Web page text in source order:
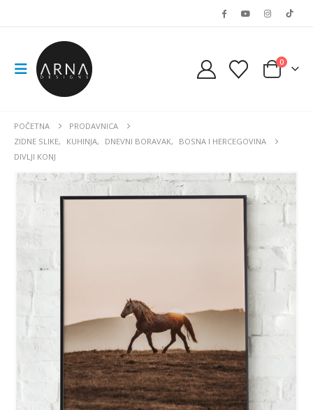
0
POČETNA
PRODAVNICA
ZIDNE SLIKE, KUHINJA, DNEVNI BORAVAK,
BOSNA I HERCEGOVINA
DIVLJI KONJ